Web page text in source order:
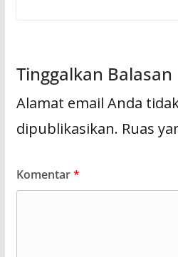
Tinggalkan Balasan
Alamat email Anda
dipublikasikan. Ruas
Komentar*